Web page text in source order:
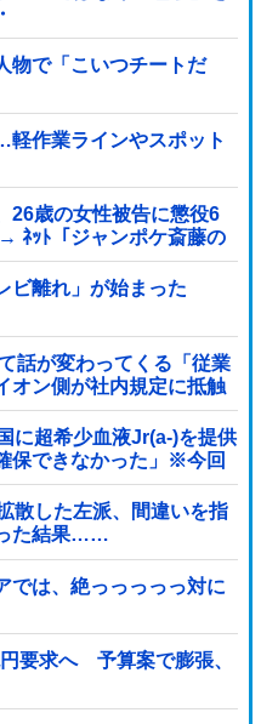
物で「こいつチートだ
作業ラインやスポット
26歳の女性被告に懲役6
ﾈｯﾄ「ジャンポケ斎藤の
ｗｗｗｗｗｗｗｗｗｗ
ビ離れ」が始まった
話が変わってくる「従業
オン側が社内規定に抵触
に超希少血液Jr(a-)を提供
保できなかった」※今回
散した左派、間違いを指
た結果……
では、絶っっっっっ対に
要求へ 予算案で膨張、